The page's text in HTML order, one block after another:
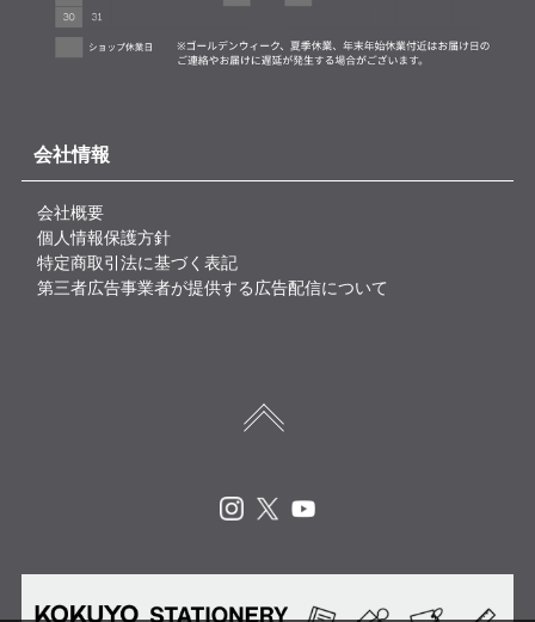
会社情報
会社概要
個人情報保護方針
特定商取引法に基づく表記
第三者広告事業者が提供する広告配信について